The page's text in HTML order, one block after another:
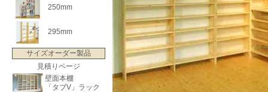
250mm
295mm
サイズオーダー製品
見積りページ
壁面本棚
「タブV」ラック